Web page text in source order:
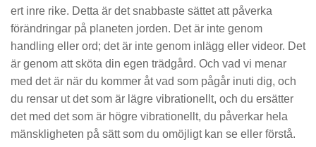
ert inre rike. Detta är det snabbaste sättet att påverka
förändringar på planeten jorden. Det är inte genom
handling eller ord; det är inte genom inlägg eller videor. Det
är genom att sköta din egen trädgård. Och vad vi menar
med det är när du kommer åt vad som pågår inuti dig, och
du rensar ut det som är lägre vibrationellt, och du ersätter
det med det som är högre vibrationellt, du påverkar hela
mänskligheten på sätt som du omöjligt kan se eller förstå.